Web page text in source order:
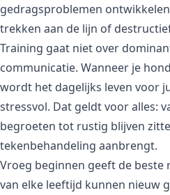
gedragsproblemen
trekken aan de lijn of
Training gaat niet over
communicatie. Wanneer je
wordt het dagelijks leven voor
stressvol. Dat geldt voor alles:
begroeten tot rustig blijven
tekenbehandeling aanbrengt.
Vroeg beginnen geeft de beste
van elke leeftijd kunnen nieuw